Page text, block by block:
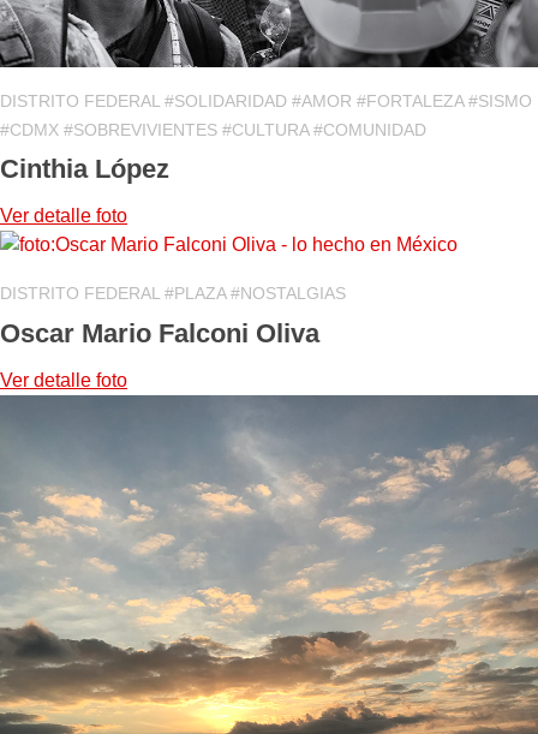
DISTRITO FEDERAL #SOLIDARIDAD #AMOR #FORTALEZA #SISMO
#CDMX #SOBREVIVIENTES #CULTURA #COMUNIDAD
Cinthia López
Ver detalle foto
DISTRITO FEDERAL #PLAZA #NOSTALGIAS
Oscar Mario Falconi Oliva
Ver detalle foto